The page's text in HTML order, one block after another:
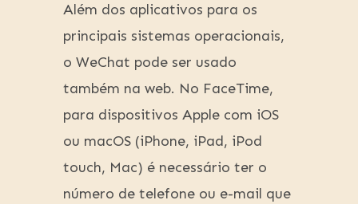
Além dos aplicativos para os
principais sistemas operacionais,
o WeChat pode ser usado
também na web. No FaceTime,
para dispositivos Apple com iOS
ou macOS (iPhone, iPad, iPod
touch, Mac) é necessário ter o
número de telefone ou e-mail que